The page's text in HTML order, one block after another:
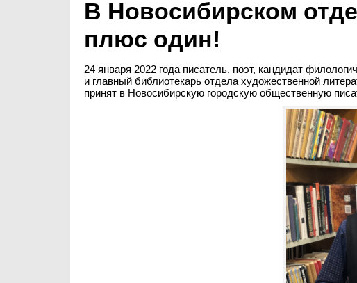
В Новосибирском
плюс один!
24 января 2022 года писатель, поэт, кандидат
и главный библиотекарь отдела художественной
принят в Новосибирскую городскую общественную